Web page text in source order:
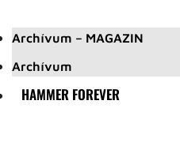
Archívum – MAGAZIN
Archívum
HAMMER FOREVER